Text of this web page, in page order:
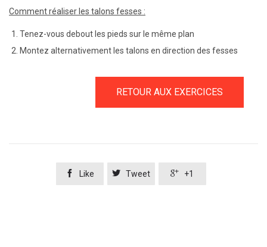
Comment réaliser les talons fesses :
Tenez-vous debout les pieds sur le même plan
Montez alternativement les talons en direction des fesses
RETOUR AUX EXERCICES
 Like  Tweet  +1